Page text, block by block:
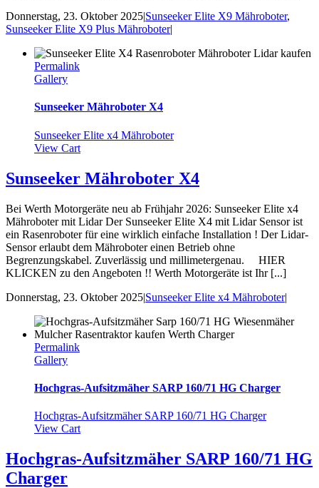
Donnerstag, 23. Oktober 2025|Sunseeker Elite X9 Mähroboter,
Sunseeker Elite X9 Plus Mähroboter|
Permalink
Gallery
Sunseeker Mähroboter X4
Sunseeker Elite x4 Mähroboter
View Cart
Sunseeker Mähroboter X4
Bei Werth Motorgeräte neu ab Frühjahr 2026: Sunseeker Elite x4
Mähroboter mit Lidar Der Sunseeker Elite X4 mit Lidar Sensor ist
ein Rasenroboter für eine wirklich einfache Installation ! Der Lidar-
Sensor erlaubt dem Mähroboter einen Betrieb ohne
Begrenzungskabel. Zuverlässig und millimetergenau. HIER
KLICKEN zu den Angeboten !! Werth Motorgeräte ist Ihr [...]
Donnerstag, 23. Oktober 2025|Sunseeker Elite x4 Mähroboter|
Permalink
Gallery
Hochgras-Aufsitzmäher SARP 160/71 HG Charger
Hochgras-Aufsitzmäher SARP 160/71 HG Charger
View Cart
Hochgras-Aufsitzmäher SARP 160/71 HG
Charger